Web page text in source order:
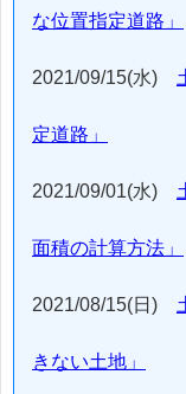
な位置指定道路」
2021/09/15(水)
定道路」
2021/09/01(水)
面積の計算方法」
2021/08/15(日)
きない土地」